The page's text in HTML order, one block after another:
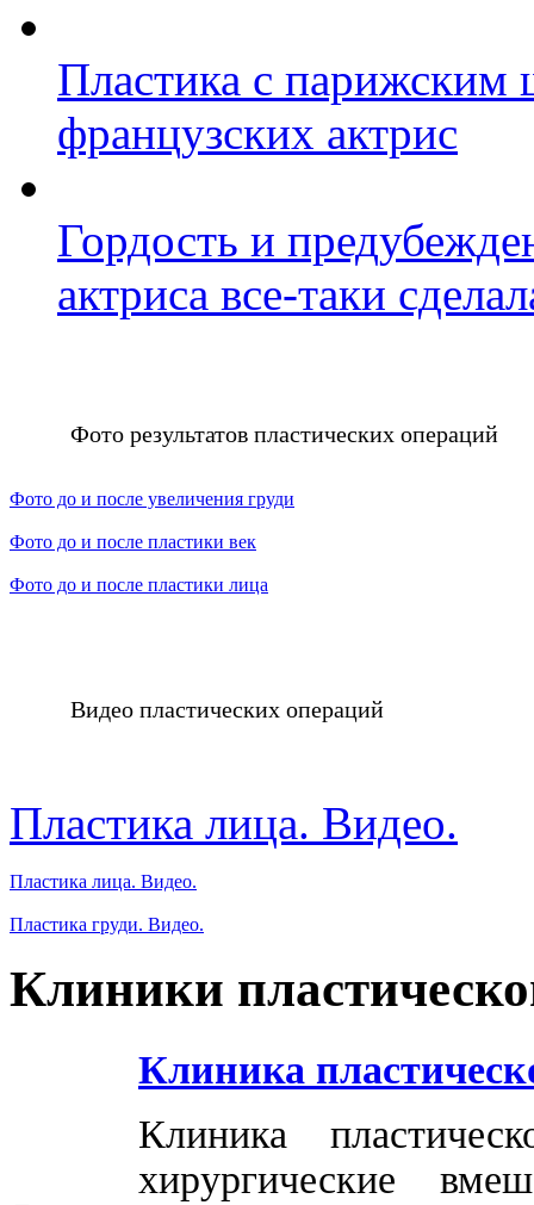
Пластика с
французских актрис
Гордость и
актриса все-таки
Фото результатов пластических операций
Фото до и после увеличения груди
Фото до и после пластики век
Фото до и после пластики лица
Видео пластических операций
Пластика лица. Видео.
Пластика лица. Видео.
Пластика груди. Видео.
Клиники
Клиника
Клиника
хирургические